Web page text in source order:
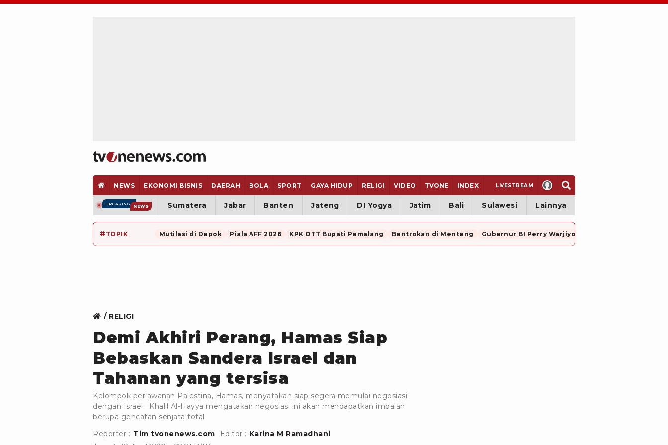
NEWS EKONOMI BISNIS DAERAH BOLA SPORT GAYA HIDUP RELIGI VIDEO TVONE INDEX LIVESTREAM
BREAKING NEWS Sumatera Jabar Banten Jateng DI Yogya Jatim Bali Sulawesi Lainnya
# TOPIK Mutilasi di Depok Piala AFF 2026 KPK OTT Bupati Pemalang Bentrokan di Menteng Gubernur BI Perry Warjiyo Mundur
RELIGI
Demi Akhiri Perang, Hamas Siap
Bebaskan Sandera Israel dan
Tahanan yang tersisa
Kelompok perlawanan Palestina, Hamas, menyatakan siap segera memulai negosiasi
dengan Israel. Khalil Al-Hayya mengatakan negosiasi ini akan mendapatkan imbalan
berupa gencatan senjata total
Reporter : Tim tvonenews.com Editor : Karina M Ramadhani